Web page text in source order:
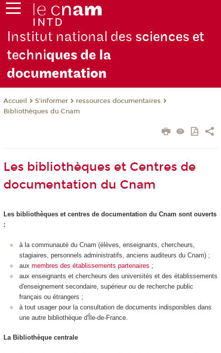
Institut national des sciences et
techniques de la
documentation
Accueil S'informer
ressources documentaires
Bibliothèques du Cnam
Les bibliothèques et Centres de
documentation du Cnam
Les bibliothèques et centres de documentation du Cnam sont ouverts
:
à la communauté du Cnam (élèves, enseignants, chercheurs,
stagiaires, personnels administratifs, anciens auditeurs du Cnam) ;
aux membres des établissements partenaires ;
aux enseignants et chercheurs des universités et des établissements
d'enseignement secondaire, supérieur ou de recherche public
français ou étrangers ;
à tout usager pour la consultation de documents indisponibles dans
une autre bibliothèque d'Île-de-France.
La Bibliothèque centrale